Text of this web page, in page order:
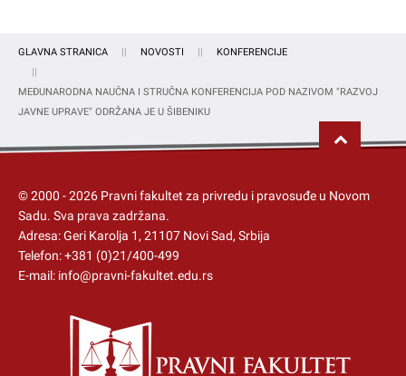
GLAVNA STRANICA NOVOSTI KONFERENCIJE
MEĐUNARODNA NAUČNA I STRUČNA KONFERENCIJA POD NAZIVOM "RAZVOJ
JAVNE UPRAVE" ODRŽANA JE U ŠIBENIKU
© 2000 -2026 Pravni fakultet za privredu i pravosuđe u Novom
Sadu. Sva prava zadržana.
Adresa: Geri Karolja 1, 21107 Novi Sad, Srbija
Telefon:+381 (0)21/400-499
E-mail: info@pravni-fakultet.edu.rs